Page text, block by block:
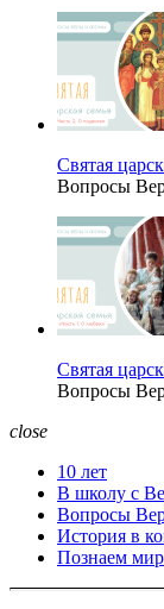
Святая
Вопросы
Святая
Вопросы
close
10 лет
В школу с
Вопросы
История в
Познаем мир